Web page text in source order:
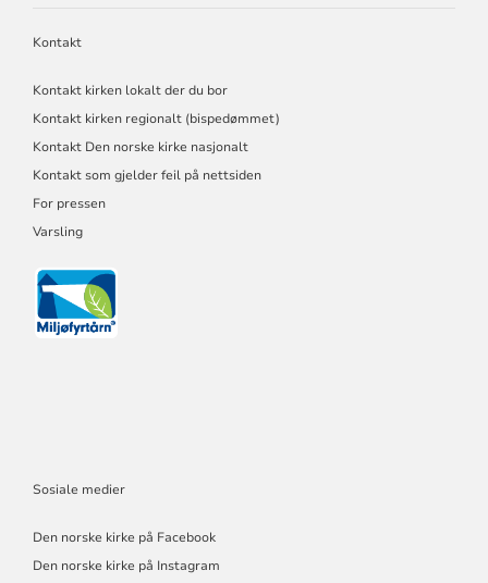
Kontakt
Kontakt kirken lokalt der du bor
Kontakt kirken regionalt (bispedømmet)
Kontakt Den norske kirke nasjonalt
Kontakt som gjelder feil på nettsiden
For pressen
Varsling
Sosiale medier
Den norske kirke på Facebook
Den norske kirke på Instagram